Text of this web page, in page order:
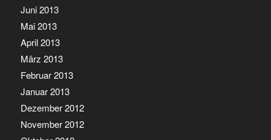
Juni 2013
Mai 2013
April 2013
März 2013
Februar 2013
Januar 2013
Dezember 2012
November 2012